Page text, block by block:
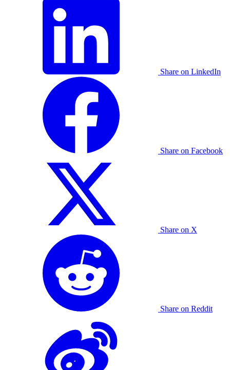
Share on LinkedIn
Share on Facebook
Share on X
Share on Reddit